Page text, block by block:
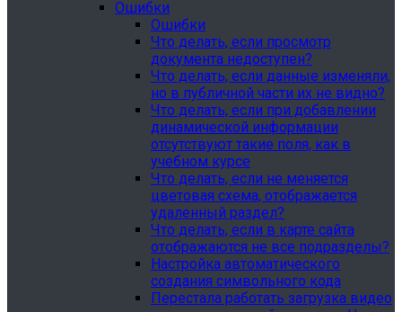
Ошибки
Ошибки
Что делать, если просмотр
документа недоступен?
Что делать, если данные изменяли,
но в публичной части их не видно?
Что делать, если при добавлении
динамической информации
отсутствуют такие поля, как в
учебном курсе
Что делать, если не меняется
цветовая схема, отображается
удаленный раздел?
Что делать, если в карте сайта
отображаются не все подразделы?
Настройка автоматического
создания символьного кода
Перестала работать загрузка видео